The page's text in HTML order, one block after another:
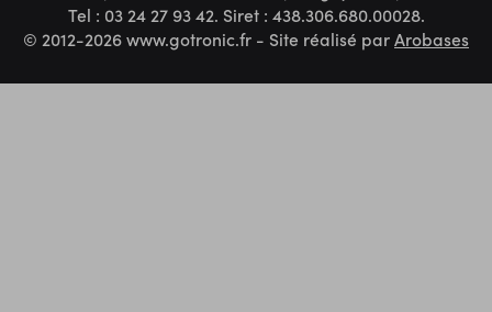
Tel : 03 24 27 93 42. Siret : 438.306.680.00028.
© 2012-2026 www.gotronic.fr - Site réalisé parArobases